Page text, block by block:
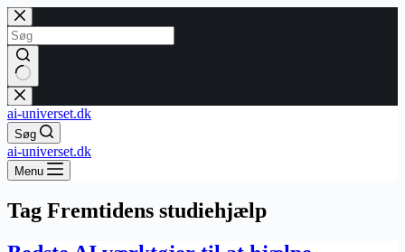
Fortsæt
til
indhold
Ingen
resultater
ai-universet.dk
Søg
ai-universet.dk
Menu
Tag Fremtidens studiehjælp